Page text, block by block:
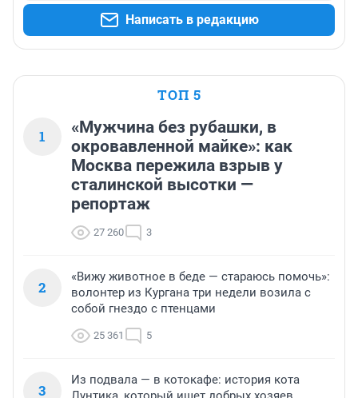
Написать в редакцию
ТОП 5
1
«Мужчина без рубашки, в
окровавленной майке»: как
Москва пережила взрыв у
сталинской высотки —
репортаж
27 260 3
2
«Вижу животное в беде — стараюсь помочь»:
волонтер из Кургана три недели возила с
собой гнездо с птенцами
25 361 5
3
Из подвала — в котокафе: история кота